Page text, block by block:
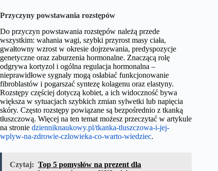
Przyczyny powstawania rozstępów
Do przyczyn powstawania rozstępów należą przede
wszystkim: wahania wagi, szybki przyrost masy ciała,
gwałtowny wzrost w okresie dojrzewania, predyspozycje
genetyczne oraz zaburzenia hormonalne. Znaczącą rolę
odgrywa kortyzol i ogólna regulacja hormonalna –
nieprawidłowe sygnały mogą osłabiać funkcjonowanie
fibroblastów i pogarszać syntezę kolagenu oraz elastyny.
Rozstępy częściej dotyczą kobiet, a ich widoczność bywa
większa w sytuacjach szybkich zmian sylwetki lub napięcia
skóry. Często rozstępy powiązane są bezpośrednio z tkanką
tłuszczową. Więcej na ten temat możesz przeczytać w artykule
na stronie dzienniknaukowy.pl/tkanka-tluszczowa-i-jej-
wplyw-na-zdrowie-czlowieka-co-warto-wiedziec.
Czytaj: Top 5 pomysłów na prezent dla